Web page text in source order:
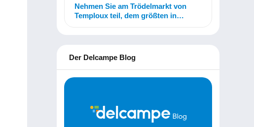
Nehmen Sie am Trödelmarkt von
Temploux teil, dem größten in
Der Delcampe Blog